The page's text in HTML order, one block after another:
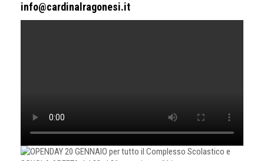
info@cardinalragonesi.it